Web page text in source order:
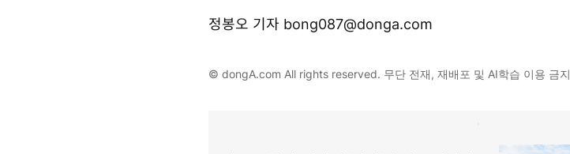
정봉오 기자 bong087@donga.com
© dongA.com All rights reserved. 무단 전재, 재배포 및 AI학습 이용 금지